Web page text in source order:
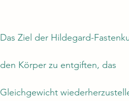
Das Ziel der Hildegard-
den Körper zu entgiften, das
Gleichgewicht